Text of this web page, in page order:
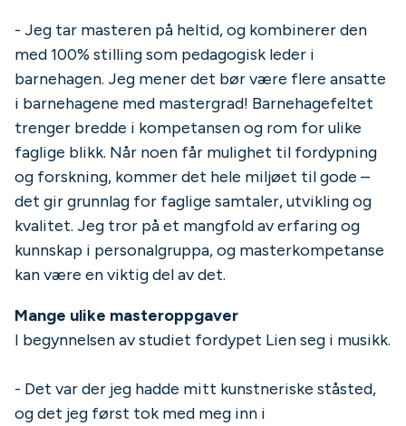
- Jeg tar masteren på heltid, og kombinerer den
med 100% stilling som pedagogisk leder i
barnehagen. Jeg mener det bør være flere ansatte
i barnehagene med mastergrad! Barnehagefeltet
trenger bredde i kompetansen og rom for ulike
faglige blikk. Når noen får mulighet til fordypning
og forskning, kommer det hele miljøet til gode –
det gir grunnlag for faglige samtaler, utvikling og
kvalitet. Jeg tror på et mangfold av erfaring og
kunnskap i personalgruppa, og masterkompetanse
kan være en viktig del av det.
Mange ulike masteroppgaver
I begynnelsen av studiet fordypet Lien seg i musikk.
- Det var der jeg hadde mitt kunstneriske ståsted,
og det jeg først tok med meg inn i